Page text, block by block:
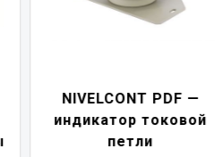
NIVISION — Программа
для визуализации
процессов